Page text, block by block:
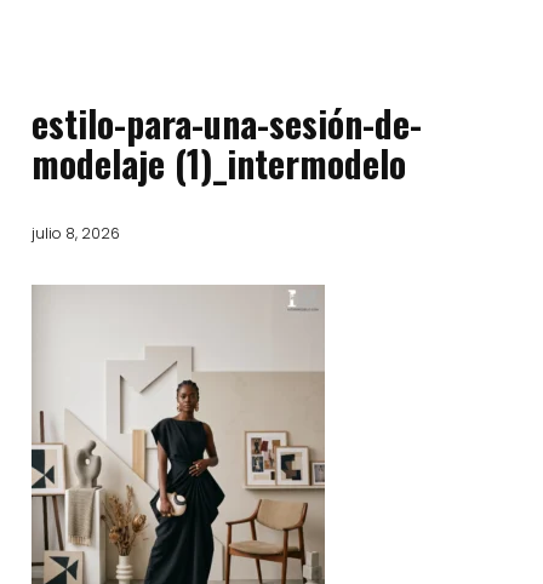
estilo-para-una-sesión-de-
modelaje (1)_intermodelo
julio 8, 2026